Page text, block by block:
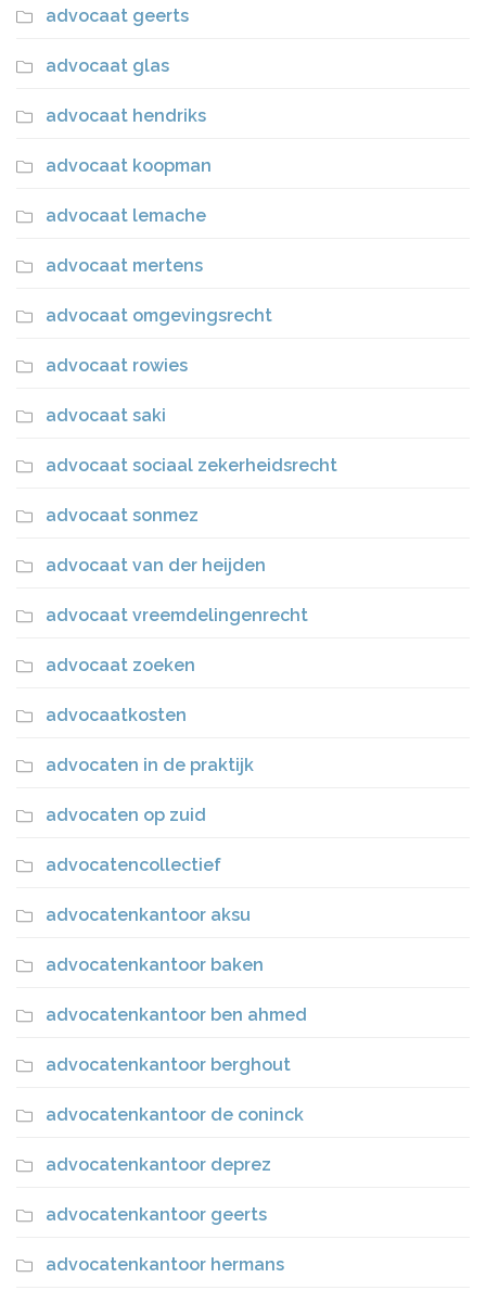
advocaat geerts
advocaat glas
advocaat hendriks
advocaat koopman
advocaat lemache
advocaat mertens
advocaat omgevingsrecht
advocaat rowies
advocaat saki
advocaat sociaal zekerheidsrecht
advocaat sonmez
advocaat van der heijden
advocaat vreemdelingenrecht
advocaat zoeken
advocaatkosten
advocaten in de praktijk
advocaten op zuid
advocatencollectief
advocatenkantoor aksu
advocatenkantoor baken
advocatenkantoor ben ahmed
advocatenkantoor berghout
advocatenkantoor de coninck
advocatenkantoor deprez
advocatenkantoor geerts
advocatenkantoor hermans